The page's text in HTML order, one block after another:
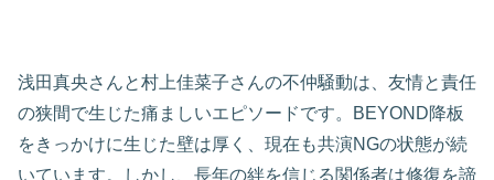
浅田真央さんと村上佳菜子さんの不仲騒動は、友情と責任
の狭間で生じた痛ましいエピソードです。BEYOND降板
をきっかけに生じた壁は厚く、現在も共演NGの状態が続
いています。しかし、長年の絆を信じる関係者は修復を諦